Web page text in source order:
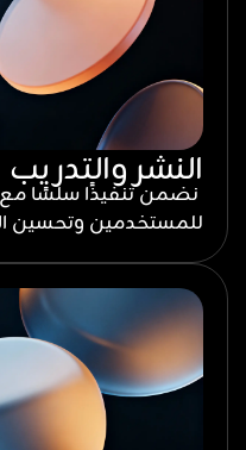
النشر والتدريب
نضمن تنفيذًا سلسًا
للمستخدمين وتحسين